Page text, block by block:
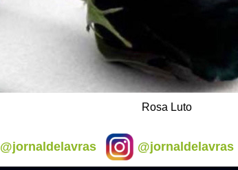
Rosa Luto
@jornaldelavras @jornaldelavras